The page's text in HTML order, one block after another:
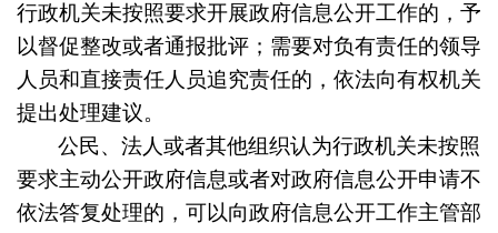
行政机关未按照要求开展政府信息公开工作的，予
以督促整改或者通报批评；需要对负有责任的领导
人员和直接责任人员追究责任的，依法向有权机关
提出处理建议。
公民、法人或者其他组织认为行政机关未按照
要求主动公开政府信息或者对政府信息公开申请不
依法答复处理的，可以向政府信息公开工作主管部